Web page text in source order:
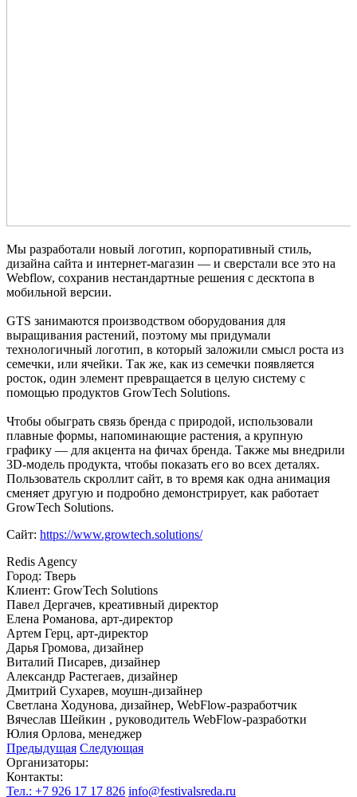
Мы разработали новый логотип, корпоративный стиль,
дизайна сайта и интернет-магазин — и сверстали все это на
Webflow, сохранив нестандартные решения с десктопа в
мобильной версии.
GTS занимаются производством оборудования для
выращивания растений, поэтому мы придумали
технологичный логотип, в который заложили смысл роста из
семечки, или ячейки. Так же, как из семечки появляется
росток, один элемент превращается в целую систему с
помощью продуктов GrowTech Solutions.
Чтобы обыграть связь бренда с природой, использовали
плавные формы, напоминающие растения, а крупную
графику — для акцента на фичах бренда. Также мы внедрили
3D-модель продукта, чтобы показать его во всех деталях.
Пользователь скроллит сайт, в то время как одна анимация
сменяет другую и подробно демонстрирует, как работает
GrowTech Solutions.
Сайт: https://www.growtech.solutions/
Redis Agency
Город: Тверь
Клиент: GrowTech Solutions
Павел Дергачев, креативный директор
Елена Романова, арт-директор
Артем Герц, арт-директор
Дарья Громова, дизайнер
Виталий Писарев, дизайнер
Александр Растегаев, дизайнер
Дмитрий Сухарев, моушн-дизайнер
Светлана Ходунова, дизайнер, WebFlow-разработчик
Вячеслав Шейкин , руководитель WebFlow-разработки
Юлия Орлова, менеджер
Предыдущая Следующая
Организаторы:
Контакты:
Тел.: +7 926 17 17 826 info@festivalsreda.ru